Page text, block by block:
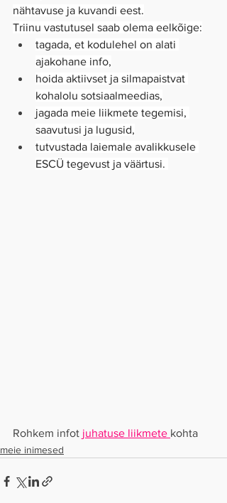
nähtavuse ja kuvandi eest.
Triinu vastutusel saab olema eelkõige:
tagada, et kodulehel on alati
ajakohane info,
hoida aktiivset ja silmapaistvat
kohalolu sotsiaalmeedias,
jagada meie liikmete tegemisi,
saavutusi ja lugusid,
tutvustada laiemale avalikkusele
ESCÜ tegevust ja väärtusi.
Rohkem infot juhatuse liikmete kohta
meie inimesed